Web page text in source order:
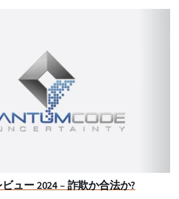
ュー 2024 – 詐欺か合法か?